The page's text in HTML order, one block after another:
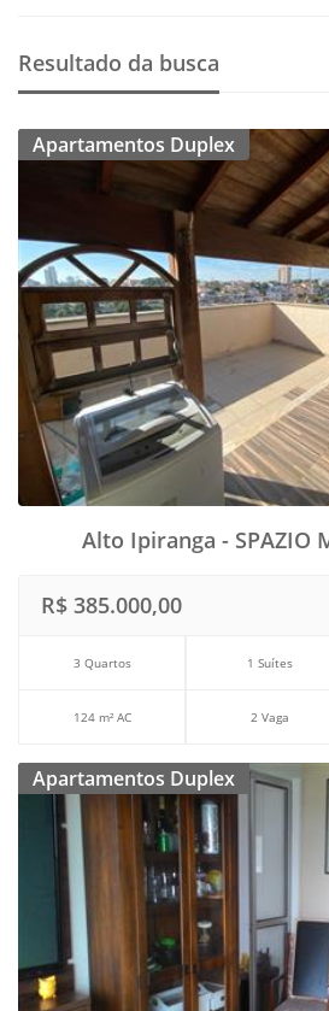
Resultado da busca
Apartamentos Duplex
Alto Ipiranga - SPAZIO
R$ 385.000,00
3 Quartos 1 Suítes
124 m² AC 2 Vaga
Apartamentos Duplex